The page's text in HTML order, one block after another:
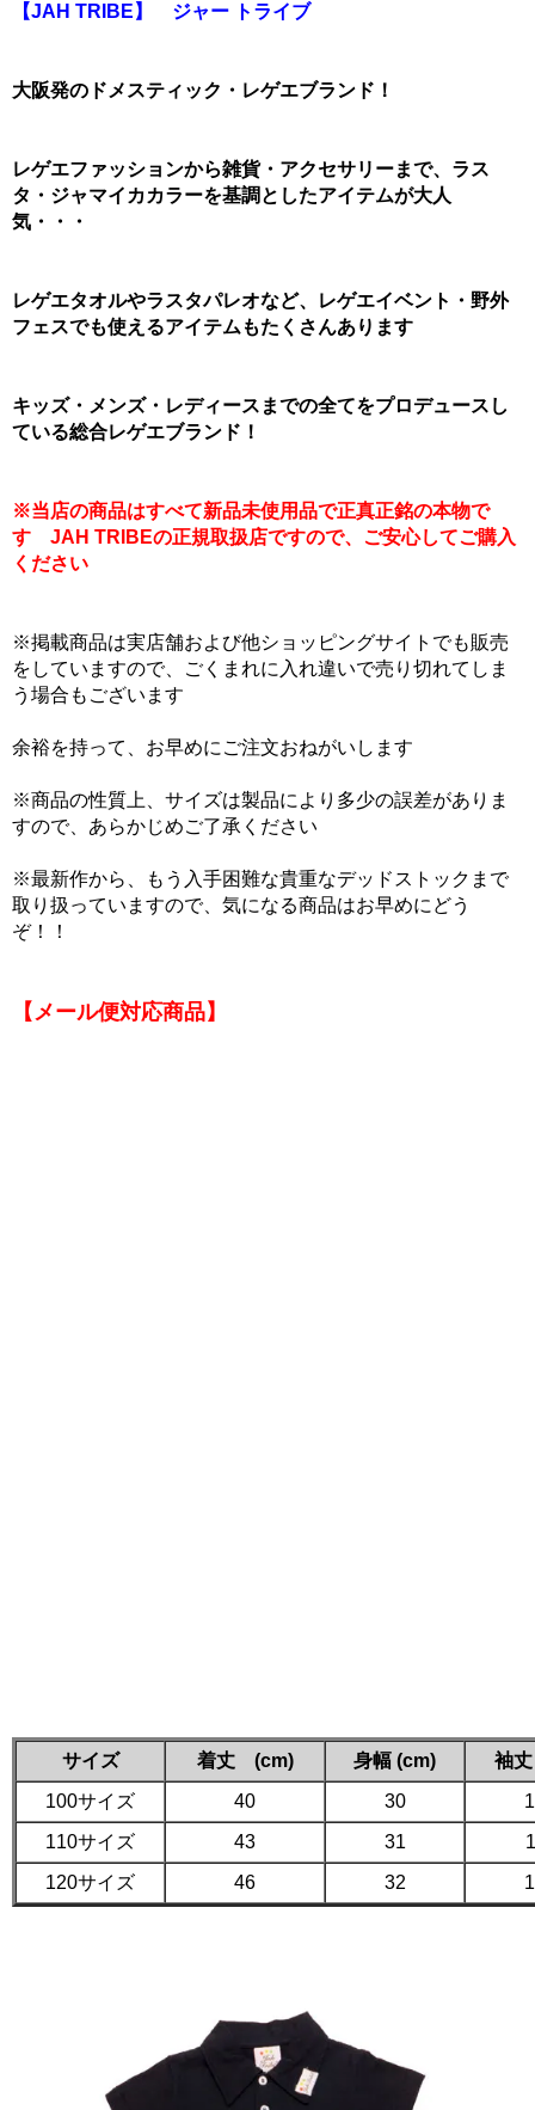
【JAH TRIBE】 ジャー トライブ
大阪発のドメスティック・レゲエブランド！
レゲエファッションから雑貨・アクセサリーまで、ラス
タ・ジャマイカカラーを基調としたアイテムが大人
気・・・
レゲエタオルやラスタパレオなど、レゲエイベント・野外
フェスでも使えるアイテムもたくさんあります
キッズ・メンズ・レディースまでの全てをプロデュースし
ている総合レゲエブランド！
※当店の商品はすべて新品未使用品で正真正銘の本物で
す JAH TRIBEの正規取扱店ですので、ご安心してご購入
ください
※掲載商品は実店舗および他ショッピングサイトでも販売
をしていますので、ごくまれに入れ違いで売り切れてしま
う場合もございます
余裕を持って、お早めにご注文おねがいします
※商品の性質上、サイズは製品により多少の誤差がありま
すので、あらかじめご了承ください
※最新作から、もう入手困難な貴重なデッドストックまで
取り扱っていますので、気になる商品はお早めにどう
ぞ！！
【メール便対応商品】
サイズ 着丈 (cm) 身幅 (cm)
袖
100サイズ
40 30
110サイズ
43 31
120サイズ
46 32